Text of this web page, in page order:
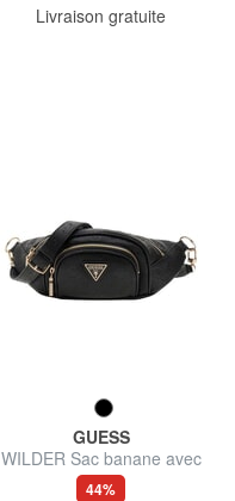
Livraison gratuite
GUESS
WILDER Sac banane avec
poche avant
44%